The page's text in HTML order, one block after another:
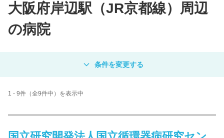
大阪府岸辺駅（JR京都線）周辺
の病院
病院 クリニック
1 - 9件（全9件中）を表示中